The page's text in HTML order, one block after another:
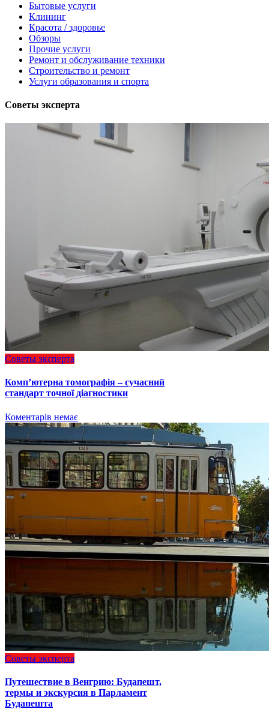
Бытовые услуги
Клининг
Красота / здоровье
Обзоры
Прочие услуги
Ремонт и обслуживание техники
Строительство и ремонт
Услуги образования и спорта
Советы эксперта
Советы эксперта
Комп’ютерна томографія – сучасний
стандарт точної діагностики
Коментарів немає
Советы эксперта
Путешествие в Венгрию: Будапешт,
термы и экскурсия в Парламент
Будапешта